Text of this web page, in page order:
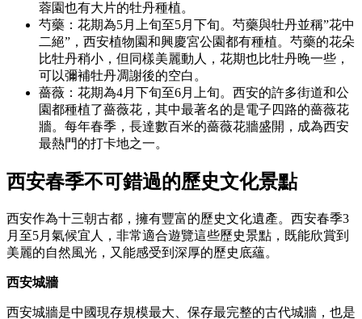
蓉園也有大片的牡丹種植。
芍藥：花期為5月上旬至5月下旬。芍藥與牡丹並稱”花中
二絕”，西安植物園和興慶宮公園都有種植。芍藥的花朵
比牡丹稍小，但同樣美麗動人，花期也比牡丹晚一些，
可以彌補牡丹凋謝後的空白。
薔薇：花期為4月下旬至6月上旬。西安的許多街道和公
園都種植了薔薇花，其中最著名的是電子四路的薔薇花
牆。每年春季，長達數百米的薔薇花牆盛開，成為西安
最熱門的打卡地之一。
西安春季不可錯過的歷史文化景點
西安作為十三朝古都，擁有豐富的歷史文化遺產。西安春季3
月至5月氣候宜人，非常適合遊覽這些歷史景點，既能欣賞到
美麗的自然風光，又能感受到深厚的歷史底蘊。
西安城牆
西安城牆是中國現存規模最大、保存最完整的古代城牆，也是